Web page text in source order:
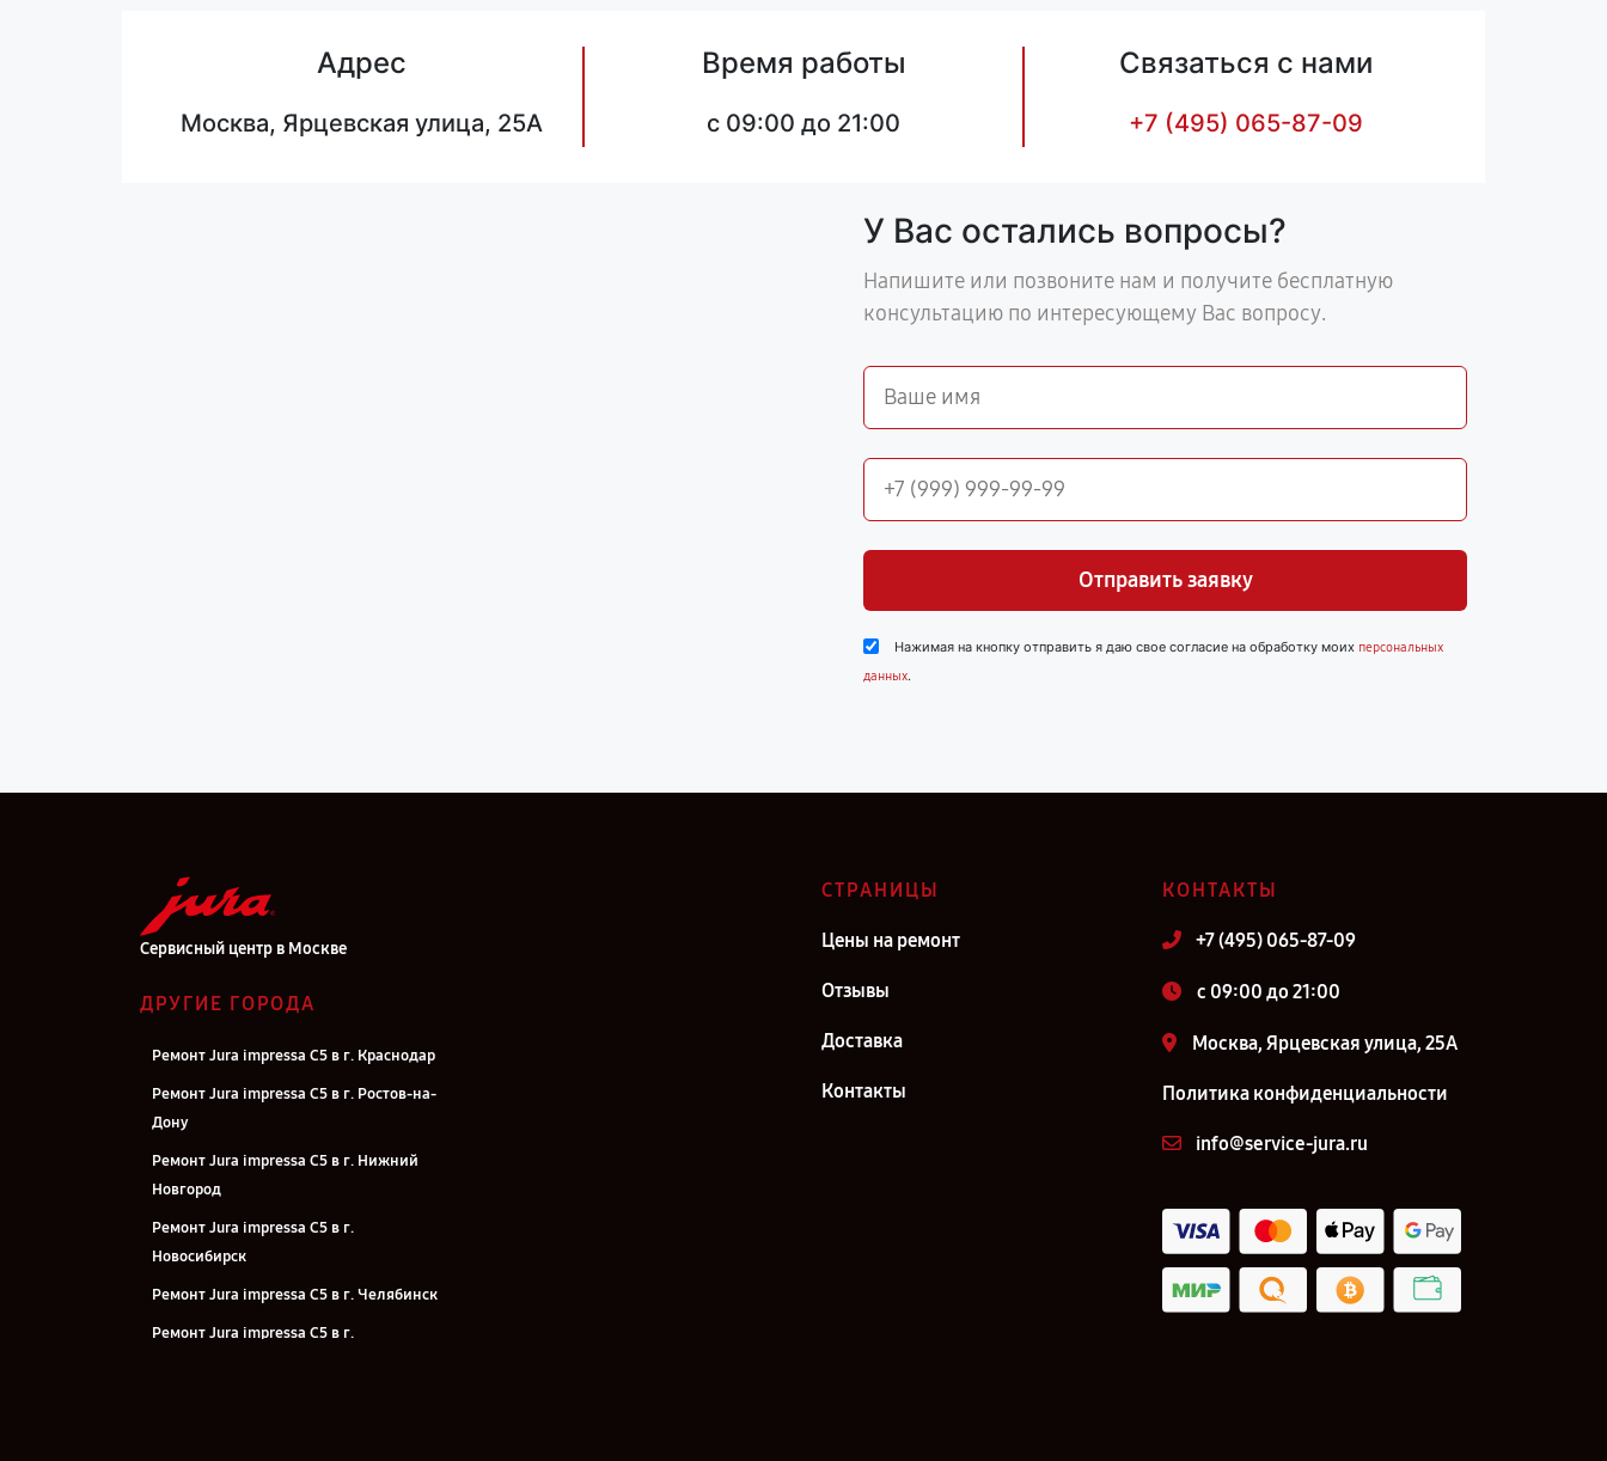
Адрес
Москва, Ярцевская улица, 25А
Время работы
c 09:00 до 21:00
Связаться с нами
+7 (495) 065-87-09
У Вас остались вопросы?
Напишите или позвоните нам и получите бесплатную
консультацию по интересующему Вас вопросу.
Отправить заявку
Нажимая на кнопку отправить я даю свое согласие на обработку моих персональных
данных.
Сервисный центр в Москве
ДРУГИЕ ГОРОДА
Ремонт Jura impressa С5 в г. Краснодар
Ремонт Jura impressa С5 в г. Ростов-на-
Дону
Ремонт Jura impressa С5 в г. Нижний
Новгород
Ремонт Jura impressa С5 в г.
Новосибирск
Ремонт Jura impressa С5 в г. Челябинск
Ремонт Jura impressa С5 в г.
СТРАНИЦЫ
Цены на ремонт
Отзывы
Доставка
Контакты
КОНТАКТЫ
+7 (495) 065-87-09
c 09:00 до 21:00
Москва, Ярцевская улица, 25А
Политика конфиденциальности
info@service-jura.ru